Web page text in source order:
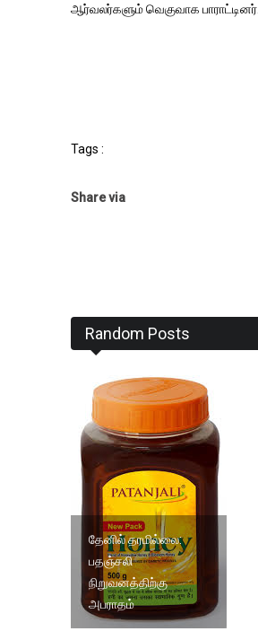
ஆர்வலர்களும் வெகுவாக பாராட்டினர்.
Tags :
Share via
Random Posts
தேனில் தரமில்லை:
பதஞ்சலி
நிறுவனத்திற்கு
அபராதம்